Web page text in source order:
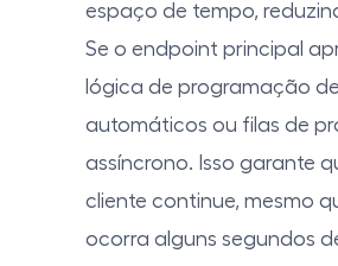
espaço de tempo,
Se o endpoint principal
lógica de programação
automáticos ou filas de
assíncrono. Isso garante
cliente continue, mesmo
ocorra alguns segundos